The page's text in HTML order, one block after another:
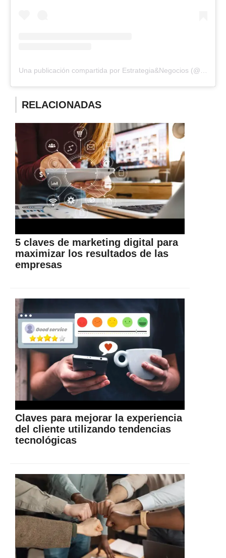
RELACIONADAS
5 claves de marketing digital para
maximizar los resultados de las
empresas
Claves para mejorar la experiencia
del cliente utilizando tendencias
tecnológicas